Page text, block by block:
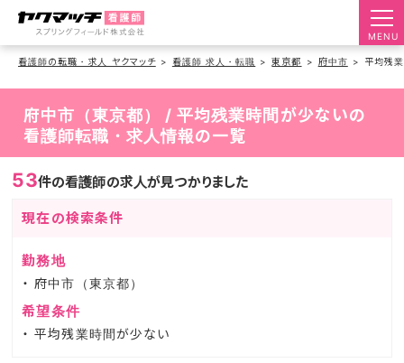
MENU
看護師の転職・求人 ヤクマッチ 看護師 求人・転職 東京都 府中市 平均残
府中市（東京都） / 平均残業時間が少ないの
看護師転職・求人情報の一覧
53件の看護師の求人が見つかりました
現在の検索条件
勤務地
府中市（東京都）
希望条件
平均残業時間が少ない